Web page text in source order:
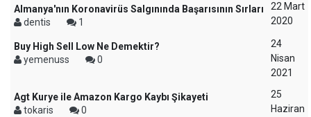
Almanya'nın Koronavirüs Salgınında Başarısının Sırları
dentis
1
22 Mart
2020
Buy High Sell Low Ne Demektir?
yemenuss
0
24
Nisan
2021
Agt Kurye ile Amazon Kargo Kaybı Şikayeti
tokaris
0
25
Haziran